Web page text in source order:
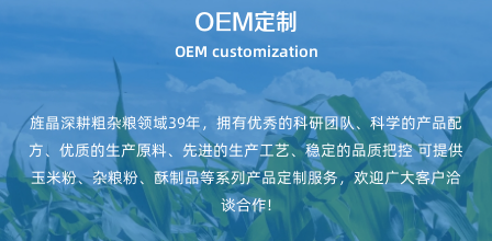
OEM定制
OEM customization
旌晶深耕粗杂粮领域39年，拥有优秀的科研团队、科学的产品配
方、优质的生产原料、先进的生产工艺、稳定的品质把控 可提供
玉米粉、杂粮粉、酥制品等系列产品定制服务，欢迎广大客户洽
谈合作!